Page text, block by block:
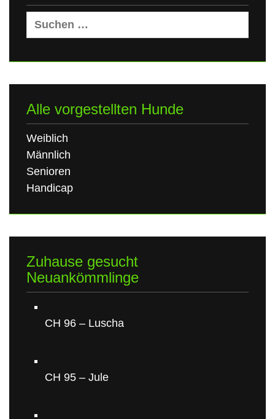
Suchen
nach:
Alle vorgestellten Hunde
Weiblich
Männlich
Senioren
Handicap
Zuhause gesucht
Neuankömmlinge
CH 96 – Luscha
CH 95 – Jule